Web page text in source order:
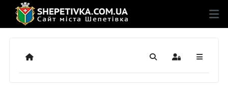
Додому ПошукSign In